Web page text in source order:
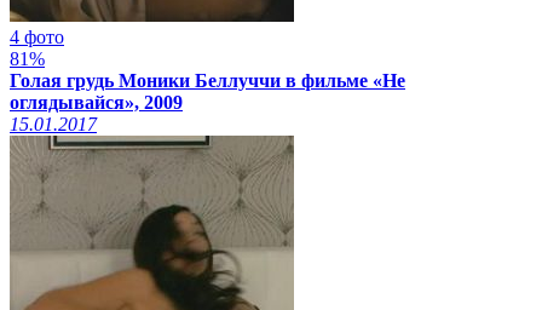
4 фото
81%
Голая грудь Моники Беллуччи в фильме «Не
оглядывайся», 2009
15.01.2017